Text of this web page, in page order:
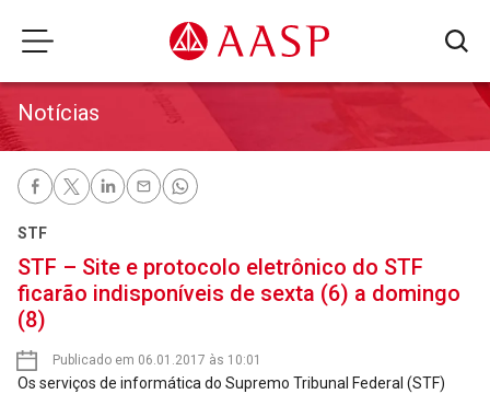
Notícias
STF
STF – Site e protocolo eletrônico do STF
ficarão indisponíveis de sexta (6) a domingo
(8)
Publicado em 06.01.2017 às 10:01
Os serviços de informática do Supremo Tribunal Federal (STF)